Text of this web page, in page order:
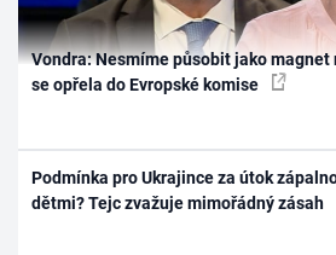
Vondra: Nesmíme působit jako magnet
se opřela do Evropské komise
Podmínka pro Ukrajince za útok
dětmi? Tejc zvažuje mimořádný zásah